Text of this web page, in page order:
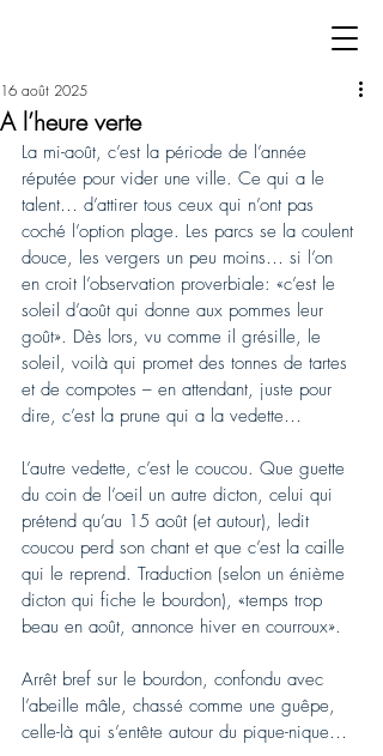
A l’heure verte
16 août 2025
La mi-août, c’est la période de l’année
réputée pour vider une ville. Ce qui a le
talent… d’attirer tous ceux qui n’ont pas
coché l’option plage. Les parcs se la coulent
douce, les vergers un peu moins… si l’on
en croit l’observation proverbiale: «c’est le
soleil d’août qui donne aux pommes leur
goût». Dès lors, vu comme il grésille, le
soleil, voilà qui promet des tonnes de tartes
et de compotes – en attendant, juste pour
dire, c’est la prune qui a la vedette…
L’autre vedette, c’est le coucou. Que guette
du coin de l’oeil un autre dicton, celui qui
prétend qu’au 15 août (et autour), ledit
coucou perd son chant et que c’est la caille
qui le reprend. Traduction (selon un énième
dicton qui fiche le bourdon), «temps trop
beau en août, annonce hiver en courroux».
Arrêt bref sur le bourdon, confondu avec
l’abeille mâle, chassé comme une guêpe,
celle-là qui s’entête autour du pique-nique…